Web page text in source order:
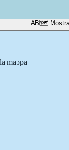
AB🗺️ Mostra
mappa